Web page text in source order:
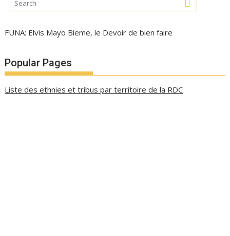
FUNA: Elvis Mayo Bieme, le Devoir de bien faire
Popular Pages
Liste des ethnies et tribus par territoire de la RDC